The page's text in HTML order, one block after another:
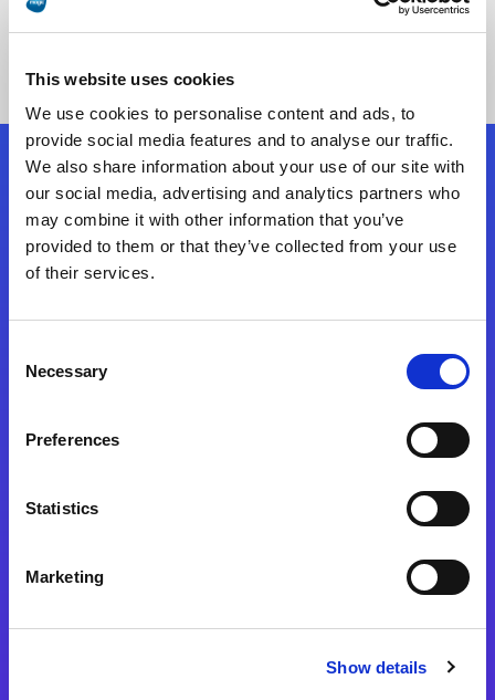
This website uses cookies
We use cookies to personalise content and ads, to
provide social media features and to analyse our traffic.
We also share information about your use of our site with
our social media, advertising and analytics partners who
may combine it with other information that you’ve
provided to them or that they’ve collected from your use
of their services.
Selection
Necessary
Preferences
Statistics
Marketing
Show details
お問合せ
フォローする
Magic xpa関連ソフトウェア